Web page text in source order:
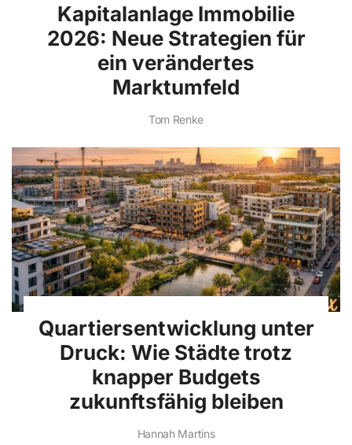
Kapitalanlage Immobilie
2026: Neue Strategien für
ein verändertes
Marktumfeld
Tom Renke
Quartiersentwicklung unter
Druck: Wie Städte trotz
knapper Budgets
zukunftsfähig bleiben
Hannah Martins